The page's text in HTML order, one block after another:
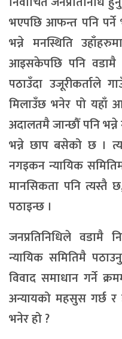
भएपछि आफन्त पनि पर्ने
भन्ने मनस्थिति
आइसकेपछि पनि
पठाउँदा उजूरीकर्ताले
मिलाउँछ भनेर पो यहाँ
अदालतमै जान्छौँ पनि भन्ने
भन्ने छाप बसेको छ ।
नगइकन न्यायिक
मानसिकता पनि त्यस्तै
पठाइन्छ ।
जनप्रतिनिधिले वडामै
न्यायिक समितिमै
विवाद समाधान गर्ने
अन्यायको महसुस गर्छ र
भनेर हो ?